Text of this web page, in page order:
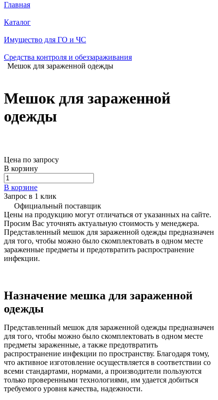
Главная
Каталог
Имущество для ГО и ЧС
Средства контроля и обеззараживания
Мешок для зараженной одежды
Мешок для зараженной
одежды
Цена по запросу
В корзину
В корзине
Запрос в 1 клик
Официальный поставщик
Цены на продукцию могут отличаться от указанных на сайте.
Просим Вас уточнять актуальную стоимость у менеджера.
Представленный мешок для зараженной одежды предназначен
для того, чтобы можно было скомплектовать в одном месте
зараженные предметы и предотвратить распространение
инфекции.
Назначение мешка для зараженной
одежды
Представленный мешок для зараженной одежды предназначен
для того, чтобы можно было скомплектовать в одном месте
предметы зараженные, а также предотвратить
распространение инфекции по пространству. Благодаря тому,
что активное изготовление осуществляется в соответствии со
всеми стандартами, нормами, а производители пользуются
только проверенными технологиями, им удается добиться
требуемого уровня качества, надежности.